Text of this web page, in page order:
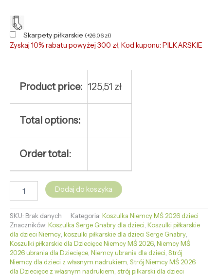
Skarpety piłkarskie (+26,06 zł)
Zyskaj 10% rabatu powyżej 300 zł, Kod kuponu: PILKARSKIE
Product price: 125,51 zł
Total options:
Order total:
Dodaj do koszyka
SKU: Brak danych Kategoria: Koszulka Niemcy MŚ 2026 dzieci
Znaczników: Koszulka Serge Gnabry dla dzieci, Koszulki piłkarskie
dla dzieci Niemcy, koszulki piłkarskie dla dzieci Serge Gnabry,
Koszulki piłkarskie dla Dziecięce Niemcy MŚ 2026, Niemcy MŚ
2026 ubrania dla Dziecięce, Niemcy ubrania dla dzieci, Strój
Niemcy dla dzieci z własnym nadrukiem, Strój Niemcy MŚ 2026
dla Dziecięce z własnym nadrukiem, strój piłkarski dla dzieci